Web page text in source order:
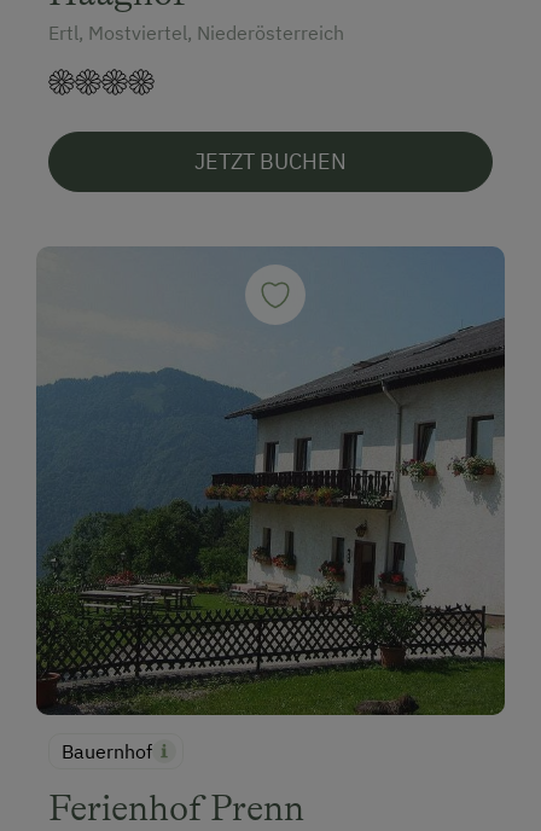
Ertl, Mostviertel, Niederösterreich
JETZT BUCHEN
Bauernhof
Ferienhof Prenn